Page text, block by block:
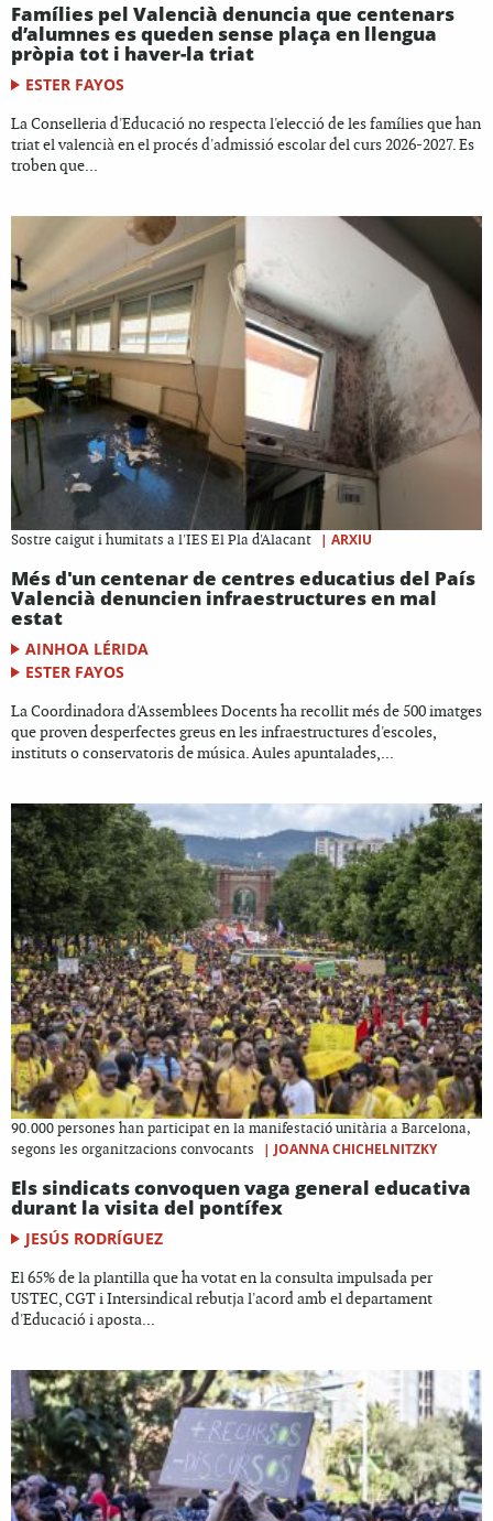
Famílies pel Valencià denuncia que centenars
d’alumnes es queden sense plaça en llengua
pròpia tot i haver-la triat
ESTER FAYOS
La Conselleria d'Educació no respecta l'elecció de les famílies que han
triat el valencià en el procés d'admissió escolar del curs 2026-2027. Es
troben que...
Sostre caigut i humitats a l'IES El Pla d'Alacant | ARXIU
Més d'un centenar de centres educatius del País
Valencià denuncien infraestructures en mal
estat
AINHOA LÉRIDA
ESTER FAYOS
La Coordinadora d'Assemblees Docents ha recollit més de 500 imatges
que proven desperfectes greus en les infraestructures d'escoles,
instituts o conservatoris de música. Aules apuntalades,...
90.000 persones han participat en la manifestació unitària a Barcelona,
segons les organitzacions convocants
| JOANNA CHICHELNITZKY
Els sindicats convoquen vaga general educativa
durant la visita del pontífex
JESÚS RODRÍGUEZ
El 65% de la plantilla que ha votat en la consulta impulsada per
USTEC, CGT i Intersindical rebutja l'acord amb el departament
d'Educació i aposta...